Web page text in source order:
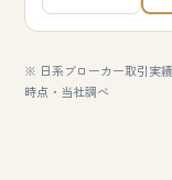
※ 日系ブローカー取引実績
時点・当社調べ